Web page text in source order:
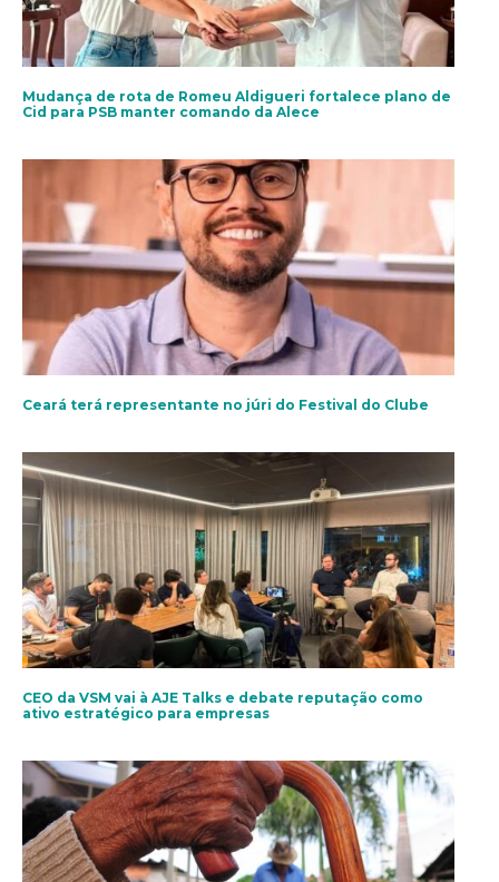
Mudança de rota de Romeu Aldigueri fortalece plano de
Cid para PSB manter comando da Alece
Ceará terá representante no júri do Festival do Clube
CEO da VSM vai à AJE Talks e debate reputação como
ativo estratégico para empresas